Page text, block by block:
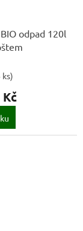
odpad 120l
ks)
Kč